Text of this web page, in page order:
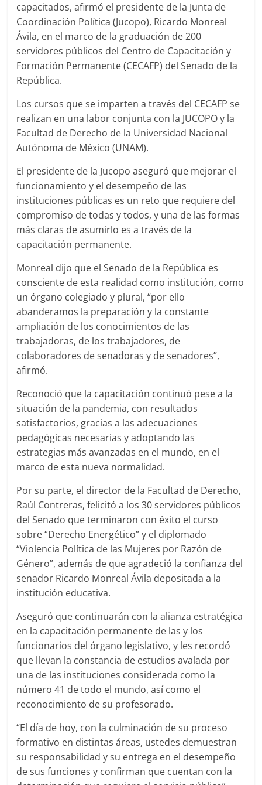
capacitados, afirmó el presidente de la Junta de
Coordinación Política (Jucopo), Ricardo Monreal
Ávila, en el marco de la graduación de 200
servidores públicos del Centro de Capacitación y
Formación Permanente (CECAFP) del Senado de la
República.
Los cursos que se imparten a través del CECAFP se
realizan en una labor conjunta con la JUCOPO y la
Facultad de Derecho de la Universidad Nacional
Autónoma de México (UNAM).
El presidente de la Jucopo aseguró que mejorar el
funcionamiento y el desempeño de las
instituciones públicas es un reto que requiere del
compromiso de todas y todos, y una de las formas
más claras de asumirlo es a través de la
capacitación permanente.
Monreal dijo que el Senado de la República es
consciente de esta realidad como institución, como
un órgano colegiado y plural, “por ello
abanderamos la preparación y la constante
ampliación de los conocimientos de las
trabajadoras, de los trabajadores, de
colaboradores de senadoras y de senadores”,
afirmó.
Reconoció que la capacitación continuó pese a la
situación de la pandemia, con resultados
satisfactorios, gracias a las adecuaciones
pedagógicas necesarias y adoptando las
estrategias más avanzadas en el mundo, en el
marco de esta nueva normalidad.
Por su parte, el director de la Facultad de Derecho,
Raúl Contreras, felicitó a los 30 servidores públicos
del Senado que terminaron con éxito el curso
sobre “Derecho Energético” y el diplomado
“Violencia Política de las Mujeres por Razón de
Género”, además de que agradeció la confianza del
senador Ricardo Monreal Ávila depositada a la
institución educativa.
Aseguró que continuarán con la alianza estratégica
en la capacitación permanente de las y los
funcionarios del órgano legislativo, y les recordó
que llevan la constancia de estudios avalada por
una de las instituciones considerada como la
número 41 de todo el mundo, así como el
reconocimiento de su profesorado.
“El día de hoy, con la culminación de su proceso
formativo en distintas áreas, ustedes demuestran
su responsabilidad y su entrega en el desempeño
de sus funciones y confirman que cuentan con la